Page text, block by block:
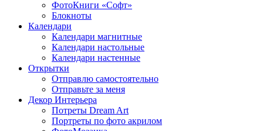
ФотоКниги «Софт»
Блокноты
Календари
Календари магнитные
Календари настольные
Календари настенные
Открытки
Отправлю самостоятельно
Отправьте за меня
Декор Интерьера
Потреты Dream Art
Портреты по фото акрилом